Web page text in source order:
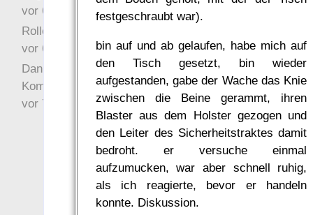
festgeschraubt war).
bin auf und ab gelaufen, habe mich auf
den Tisch gesetzt, bin wieder
aufgestanden, gabe der Wache das Knie
zwischen die Beine gerammt, ihren
Blaster aus dem Holster gezogen und
den Leiter des Sicherheitstraktes damit
bedroht. er versuche einmal
aufzumucken, war aber schnell ruhig,
als ich reagierte, bevor er handeln
konnte. Diskussion.
vor 6 Jahre 10 Wochen
Rollenspielrunde
vor 6 Jahre 10 Wochen
Danke für Deinen
Kommentar!
vor 7 Jahre 22 Wochen